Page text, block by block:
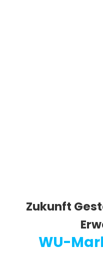
Zukunft
WU-